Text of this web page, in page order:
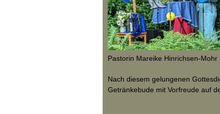
Pastorin Mareike Hinrichsen-
Nach diesem gelungenen
Getränkebude mit Vorfreude auf